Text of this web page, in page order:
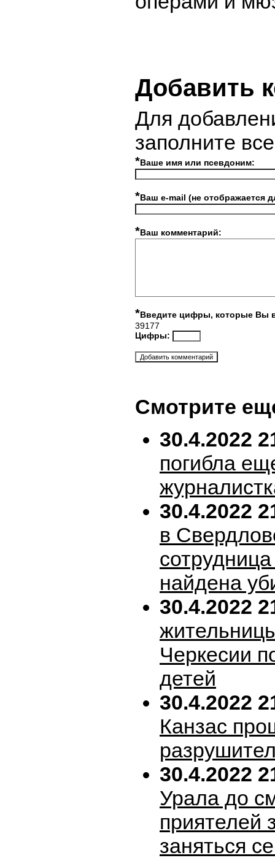
Добавить
Для
заполните
*Ваше имя или псевдоним:
*Ваш e-mail (не отображается
*Ваш комментарий:
*Введите цифры, которые Вы
39177
Цифры:
Смотрите
30.4.2022
погибла
30.4.2022
в
найдена
30.4.2022
Черкесии
детей
30.4.2022
Канзас
30.4.2022
Урала до
приятелей
заняться